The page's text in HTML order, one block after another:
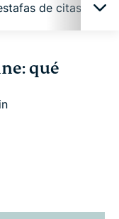
de citas
online
aumento
citas online a
qué